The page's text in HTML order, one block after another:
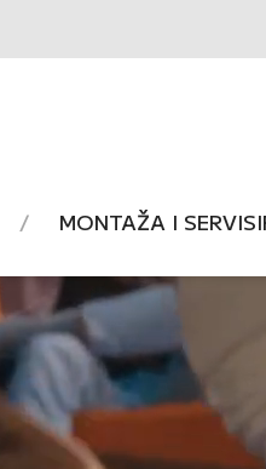
MONTAŽA I